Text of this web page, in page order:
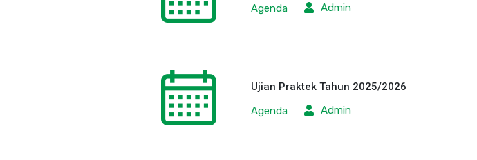
Agenda
Admin
Ujian Praktek Tahun 2025/2026
Agenda
Admin